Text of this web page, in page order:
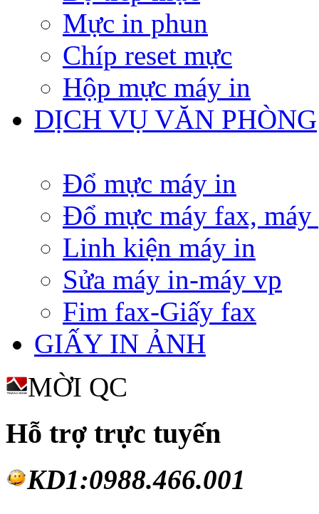
Mực in phun
Chíp reset mực
Hộp mực máy in
DỊCH VỤ VĂN PHÒNG
Đổ mực máy in
Đổ mực máy fax, máy
Linh kiện máy in
Sửa máy in-máy vp
Fim fax-Giấy fax
GIẤY IN ẢNH
MỜI QC
Hỗ trợ trực tuyến
KD1:0988.466.001